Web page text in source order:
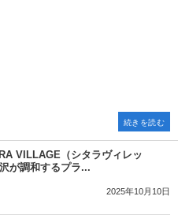
VILLAGE（シタラヴィレッ
が調和するプラ...
2025年10月10日
続きを読む